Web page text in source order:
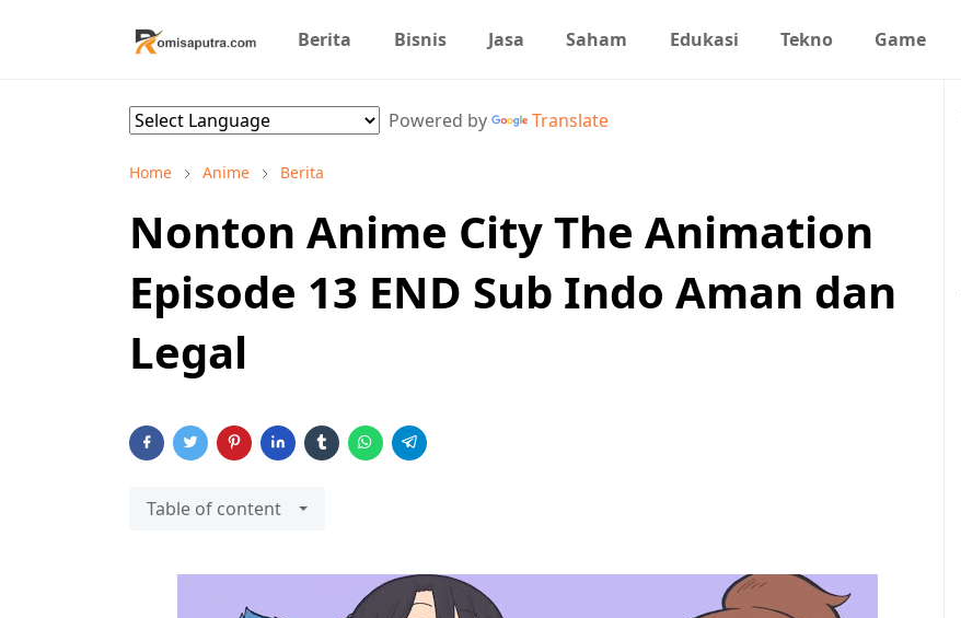
Berita Bisnis Jasa Saham Edukasi Tekno Game
Powered by Translate
Home Anime Berita
Nonton Anime City The Animation
Episode 13 END Sub Indo Aman dan
Legal
Table of content